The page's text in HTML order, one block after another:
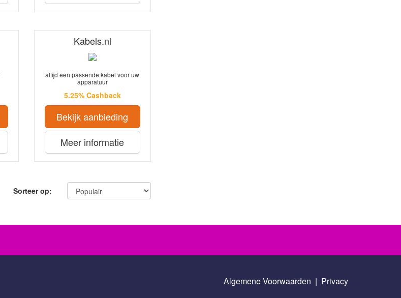
Kabels.nl
altijd een passende kabel voor uw
apparatuur
5.25% Cashback
Bekijk aanbieding
Meer informatie
Sorteer op:
Algemene Voorwaarden | Privacy